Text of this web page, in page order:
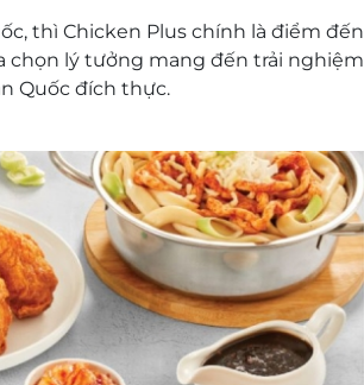
Tấn, Dương nội, Quận Hà Đông, Hà
Nội
thì Chicken Plus chính là điểm đến
chọn lý tưởng mang đến trải nghiệm
Quốc đích thực.